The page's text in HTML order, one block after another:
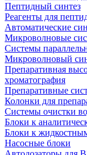
Пептидный синтез
Реагенты для
Автоматические
Микроволновые
Системы
Микроволновый
Препаративная
хроматография
Препаративные
Колонки для
Системы очистки
Блоки к
Блоки к
Насосные блоки